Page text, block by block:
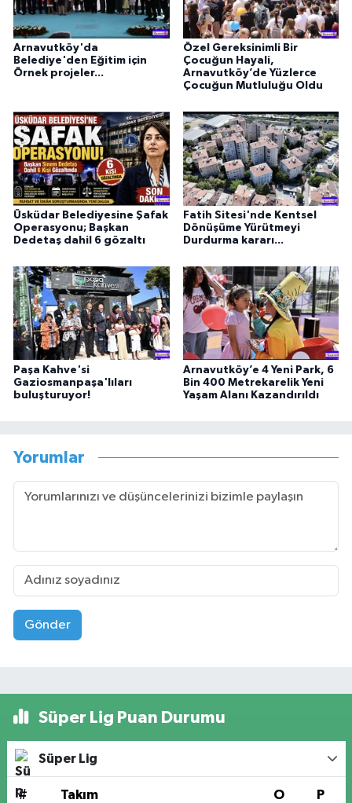
Arnavutköy'da
Belediye'den Eğitim için
Örnek projeler...
Özel Gereksinimli Bir
Çocuğun Hayali,
Arnavutköy’de Yüzlerce
Çocuğun Mutluluğu Oldu
Üsküdar Belediyesine Şafak
Operasyonu; Başkan
Dedetaş dahil 6 gözaltı
Fatih Sitesi'nde Kentsel
Dönüşüme Yürütmeyi
Durdurma kararı...
Paşa Kahve'si
Gaziosmanpaşa'lıları
buluşturuyor!
Arnavutköy’e 4 Yeni Park, 6
Bin 400 Metrekarelik Yeni
Yaşam Alanı Kazandırıldı
Yorumlar
Gönder
Süper Lig Puan Durumu
Süper Lig
# Takım O P